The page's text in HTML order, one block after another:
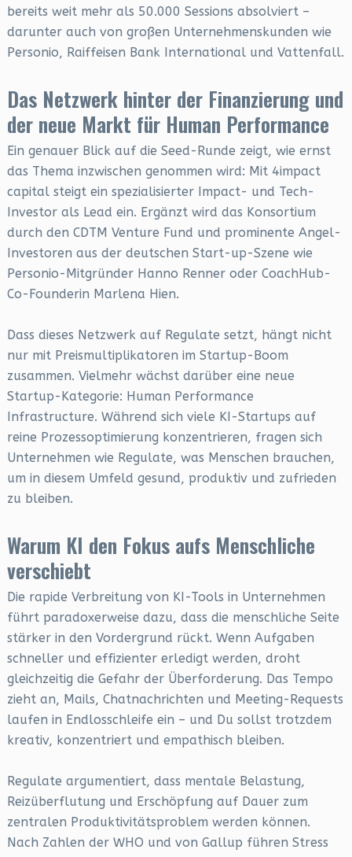
bereits weit mehr als 50.000 Sessions absolviert –
darunter auch von großen Unternehmenskunden wie
Personio, Raiffeisen Bank International und Vattenfall.
Das Netzwerk hinter der Finanzierung und
der neue Markt für Human Performance
Ein genauer Blick auf die Seed-Runde zeigt, wie ernst
das Thema inzwischen genommen wird: Mit 4impact
capital steigt ein spezialisierter Impact- und Tech-
Investor als Lead ein. Ergänzt wird das Konsortium
durch den CDTM Venture Fund und prominente Angel-
Investoren aus der deutschen Start-up-Szene wie
Personio-Mitgründer Hanno Renner oder CoachHub-
Co-Founderin Marlena Hien.
Dass dieses Netzwerk auf Regulate setzt, hängt nicht
nur mit Preismultiplikatoren im Startup-Boom
zusammen. Vielmehr wächst darüber eine neue
Startup-Kategorie: Human Performance
Infrastructure. Während sich viele KI-Startups auf
reine Prozessoptimierung konzentrieren, fragen sich
Unternehmen wie Regulate, was Menschen brauchen,
um in diesem Umfeld gesund, produktiv und zufrieden
zu bleiben.
Warum KI den Fokus aufs Menschliche
verschiebt
Die rapide Verbreitung von KI-Tools in Unternehmen
führt paradoxerweise dazu, dass die menschliche Seite
stärker in den Vordergrund rückt. Wenn Aufgaben
schneller und effizienter erledigt werden, droht
gleichzeitig die Gefahr der Überforderung. Das Tempo
zieht an, Mails, Chatnachrichten und Meeting-Requests
laufen in Endlosschleife ein – und Du sollst trotzdem
kreativ, konzentriert und empathisch bleiben.
Regulate argumentiert, dass mentale Belastung,
Reizüberflutung und Erschöpfung auf Dauer zum
zentralen Produktivitätsproblem werden können.
Nach Zahlen der WHO und von Gallup führen Stress